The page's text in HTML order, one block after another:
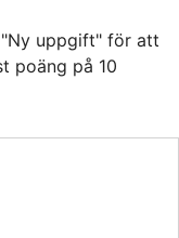
uppgift" för att
poäng på 10